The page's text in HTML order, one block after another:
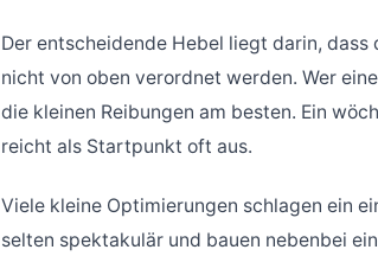
Der entscheidende Hebel liegt darin,
nicht von oben verordnet werden. Wer
die kleinen Reibungen am besten. Ein
reicht als Startpunkt oft aus.
Viele kleine Optimierungen schlagen ein
selten spektakulär und bauen nebenbei